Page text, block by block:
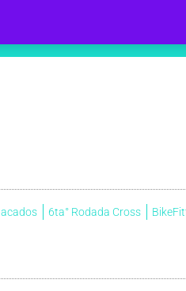
, el iniciador y perfeccionador de nuestra fe,
6ta° Rodada Cross